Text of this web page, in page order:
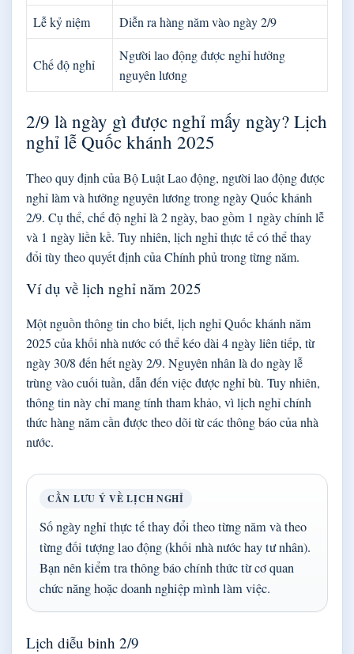
Lễ kỷ niệm Diễn ra hàng năm vào ngày 2/9
Chế độ nghỉ
Người lao động được nghỉ hưởng
nguyên lương
2/9 là ngày gì được nghỉ mấy ngày? Lịch
nghỉ lễ Quốc khánh 2025
Theo quy định của Bộ Luật Lao động, người lao động được
nghỉ làm và hưởng nguyên lương trong ngày Quốc khánh
2/9. Cụ thể, chế độ nghỉ là 2 ngày, bao gồm 1 ngày chính lễ
và 1 ngày liền kề. Tuy nhiên, lịch nghỉ thực tế có thể thay
đổi tùy theo quyết định của Chính phủ trong từng năm.
Ví dụ về lịch nghỉ năm 2025
Một nguồn thông tin cho biết, lịch nghỉ Quốc khánh năm
2025 của khối nhà nước có thể kéo dài 4 ngày liên tiếp, từ
ngày 30/8 đến hết ngày 2/9. Nguyên nhân là do ngày lễ
trùng vào cuối tuần, dẫn đến việc được nghỉ bù. Tuy nhiên,
thông tin này chỉ mang tính tham khảo, vì lịch nghỉ chính
thức hàng năm cần được theo dõi từ các thông báo của nhà
nước.
CẦN LƯU Ý VỀ LỊCH NGHỈ
Số ngày nghỉ thực tế thay đổi theo từng năm và theo
từng đối tượng lao động (khối nhà nước hay tư nhân).
Bạn nên kiểm tra thông báo chính thức từ cơ quan
chức năng hoặc doanh nghiệp mình làm việc.
Lịch diễu binh 2/9